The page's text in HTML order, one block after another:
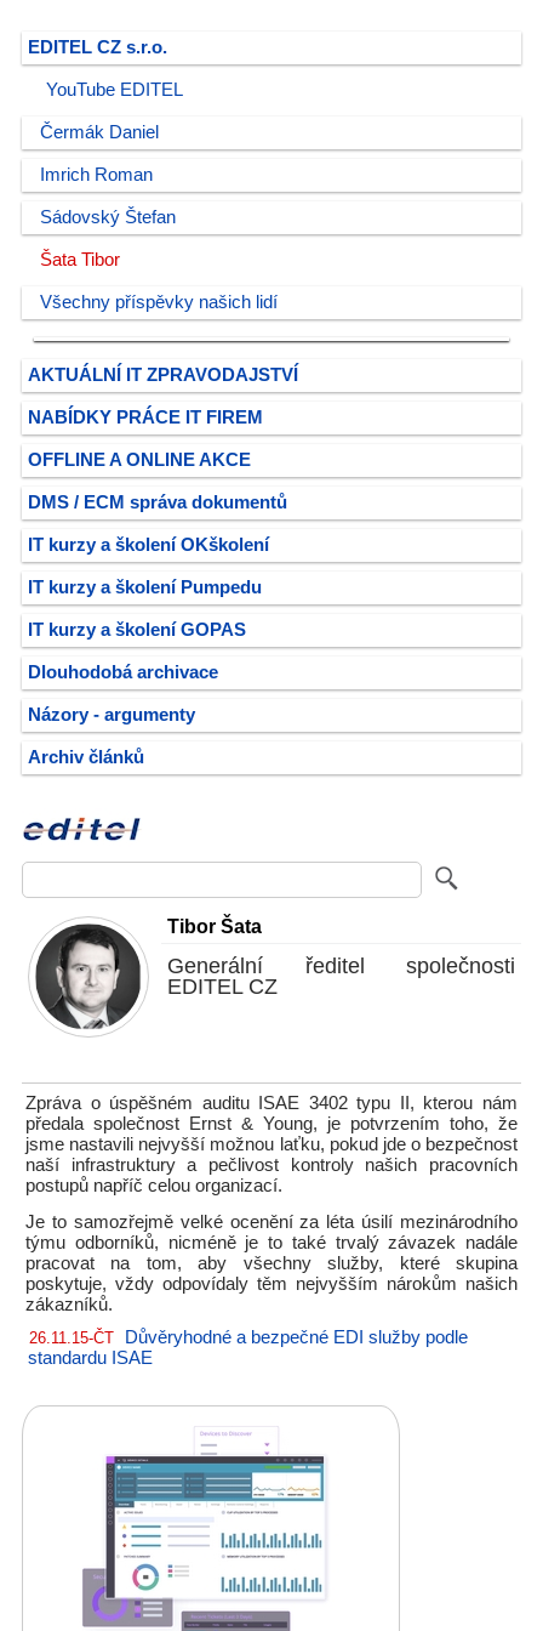
EDITEL CZ s.r.o.
YouTube EDITEL
Čermák Daniel
Imrich Roman
Sádovský Štefan
Šata Tibor
Všechny příspěvky našich lidí
AKTUÁLNÍ IT ZPRAVODAJSTVÍ
NABÍDKY PRÁCE IT FIREM
OFFLINE A ONLINE AKCE
DMS / ECM správa dokumentů
IT kurzy a školení OKškolení
IT kurzy a školení Pumpedu
IT kurzy a školení GOPAS
Dlouhodobá archivace
Názory - argumenty
Archiv článků
Tibor Šata
Generální ředitel společnosti
EDITEL CZ
Zpráva o úspěšném auditu ISAE 3402 typu II, kterou nám
předala společnost Ernst & Young, je potvrzením toho, že
jsme nastavili nejvyšší možnou laťku, pokud jde o bezpečnost
naší infrastruktury a pečlivost kontroly našich pracovních
postupů napříč celou organizací.
Je to samozřejmě velké ocenění za léta úsilí mezinárodního
týmu odborníků, nicméně je to také trvalý závazek nadále
pracovat na tom, aby všechny služby, které skupina
poskytuje, vždy odpovídaly těm nejvyšším nárokům našich
zákazníků.
26.11.15-ČT
Důvěryhodné a bezpečné EDI služby podle
standardu ISAE